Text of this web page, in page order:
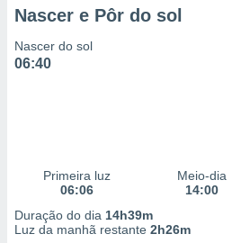
medir
da
medir o
fontes,
e melhorar
dados
Nascer e Pôr do sol
Nascer do sol
06:40
Primeira luz
06:06
Meio-dia
14:00
Duração do dia 14h39m
Luz da manhã restante 2h26m